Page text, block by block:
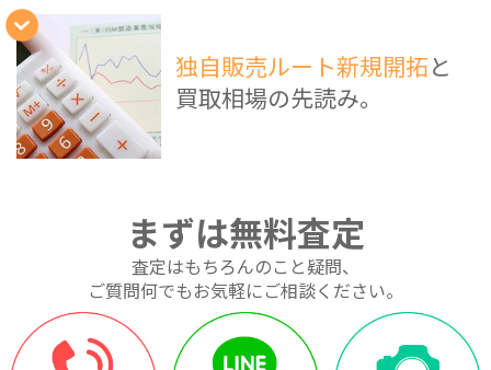
独自販売ルート新規開拓と
買取相場の先読み。
まずは無料査定
査定はもちろんのこと疑問、
ご質問何でもお気軽にご相談ください。